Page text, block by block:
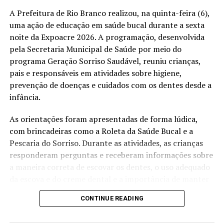
RELATED TOPICS: CORRIDA DO DETRAN
MAIO AMARELO
RIO BRANCO
TRÂNSITO SEGURO
UP NEXT
Prefeitura de Rio Branco avalia primeira etapa do
Prefeitura nas Ruas e reforça ações integradas nos
bairros
DON'T MISS
Saúde Rural leva consultas, vacinação e pequenos
A Prefeitura de Rio Branco realizou, na quinta-feira (6),
uma ação de educação em saúde bucal durante a sexta
noite da Expoacre 2026. A programação, desenvolvida
pela Secretaria Municipal de Saúde por meio do
programa Geração Sorriso Saudável, reuniu crianças,
pais e responsáveis em atividades sobre higiene,
prevenção de doenças e cuidados com os dentes desde a
infância.
As orientações foram apresentadas de forma lúdica,
com brincadeiras como a Roleta da Saúde Bucal e a
Pescaria do Sorriso. Durante as atividades, as crianças
responderam perguntas e receberam informações sobre
a maneira correta de escovar os dentes, o uso adequado
uma rotina de higiene bucal.
CONTINUE READING